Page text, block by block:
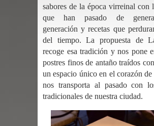
sabores de la época virreinal con
que han pasado de
generación y recetas que
del tiempo. La propuesta de
recoge esa tradición y nos pone
postres finos de antaño traídos
un espacio único en el corazón
nos transporta al pasado con
tradicionales de nuestra ciudad.